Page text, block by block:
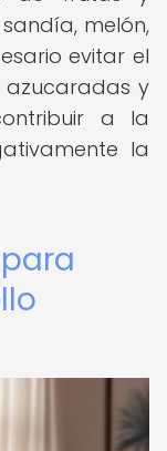
melón,
evitar el
azucaradas y
a la
la